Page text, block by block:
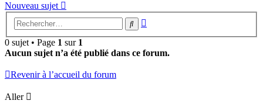
Nouveau sujet
Rechercher
0 sujet • Page 1 sur 1
Aucun sujet n’a été publié dans ce forum.
Revenir à l’accueil du forum
Aller